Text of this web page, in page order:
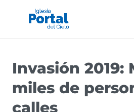
Invasión 2019:
miles de
calles